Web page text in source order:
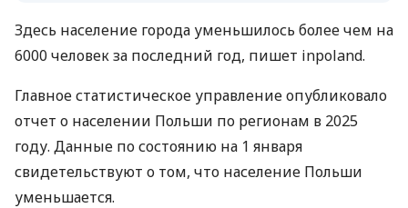
Здесь население города уменьшилось более чем на
6000 человек за последний год, пишет inpoland.
Главное статистическое управление опубликовало
отчет о населении Польши по регионам в 2025
году. Данные по состоянию на 1 января
свидетельствуют о том, что население Польши
уменьшается.